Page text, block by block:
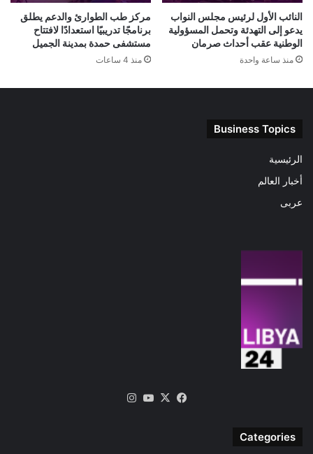
النائب الأول لرئيس مجلس النواب
يدعو إلى التهدئة وتحمل المسؤولية
الوطنية عقب أحداث صرمان
منذ ساعة واحدة
مركز طب الطوارئ والدعم يطلق
برنامجًا تدريبيًا استعدادًا لافتتاح
مستشفى حمدة بمدينة الجميل
منذ 4 ساعات
Business Topics
الرئيسية
أخبار العالم
عربى
فيسبوك
‫X
‫YouTube
Categories